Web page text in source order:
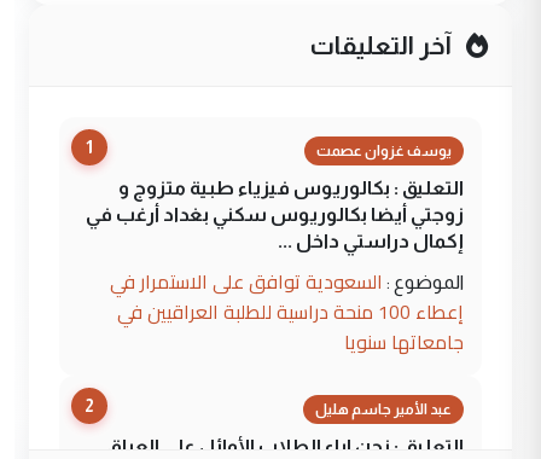
آخر التعليقات
1 يوسف غزوان عصمت
التعليق : بكالوريوس فيزياء طبية متزوج و
زوجتي أيضا بكالوريوس سكني بغداد أرغب في
إكمال دراستي داخل ...
الموضوع : السعودية توافق على الاستمرار في
إعطاء 100 منحة دراسية للطلبة العراقيين في
جامعاتها سنويا
2 عبد الأمير جاسم هليل
التعليق : نحن اباء الطلاب الأوائل على العراق